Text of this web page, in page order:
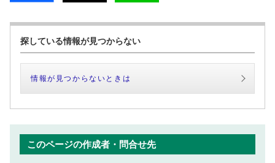
探している情報が見つからない
情報が見つからないときは
このページの作成者・問合せ先